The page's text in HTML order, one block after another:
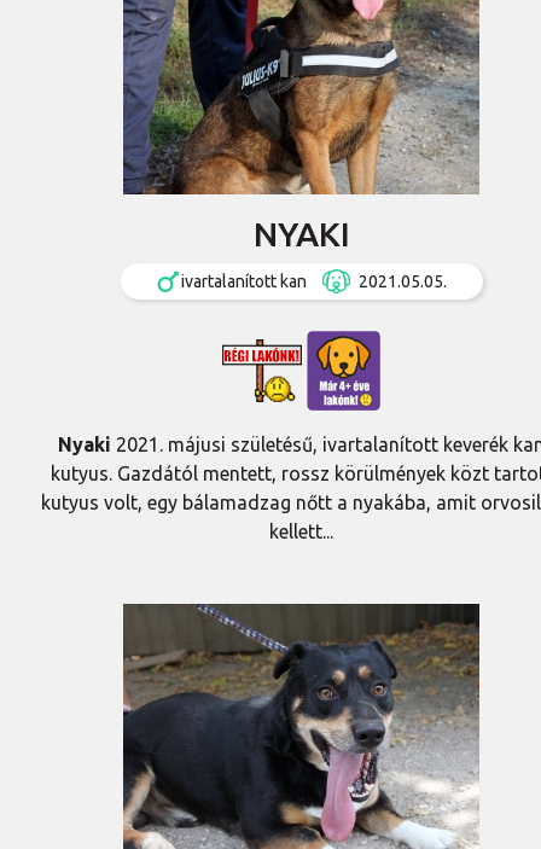
NYAKI
ivartalanított kan 2021.05.05.
Nyaki 2021. májusi születésű, ivartalanított keverék
kutyus. Gazdától mentett, rossz körülmények közt
kutyus volt, egy bálamadzag nőtt a nyakába, amit
kellett...